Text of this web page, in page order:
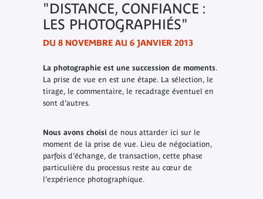
"DISTANCE, CONFIANCE :
LES PHOTOGRAPHIÉS"
DU 8 NOVEMBRE AU 6 JANVIER 2013
La photographie est une succession de moments.
La prise de vue en est une étape. La sélection, le
tirage, le commentaire, le recadrage éventuel en
sont d’autres.
Nous avons choisi de nous attarder ici sur le
moment de la prise de vue. Lieu de négociation,
parfois d’échange, de transaction, cette phase
particulière du processus reste au cœur de
l’expérience photographique.